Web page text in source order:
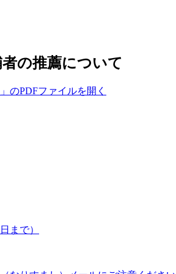
の推薦について
のPDFファイルを開く
まで）